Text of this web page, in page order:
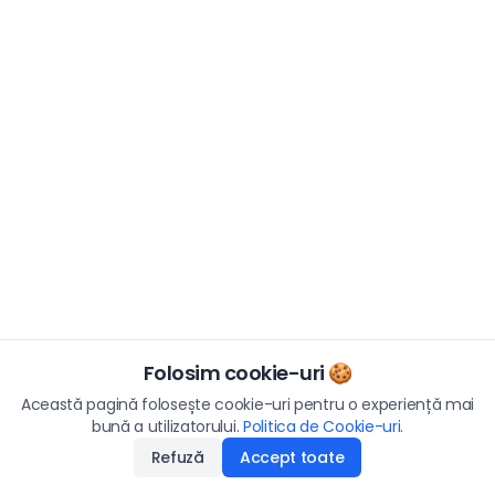
Folosim cookie-uri 🍪
Această pagină folosește cookie-uri pentru o experiență mai
bună a utilizatorului. Politica de Cookie-uri.
Refuză
Accept toate